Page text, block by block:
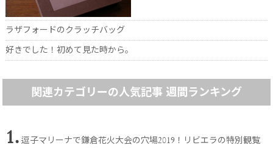
ラザフォードのクラッチバッグ
好きでした！初めて見た時から。
関連カテゴリーの人気記事 週間ランキング
1. 逗子マリーナで鎌倉花火大会の穴場2019！リビエラの特別観覧